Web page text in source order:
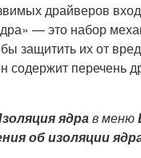
драйверов
— это набор
защитить их от
содержит перечень
ядрав меню
об изоляции